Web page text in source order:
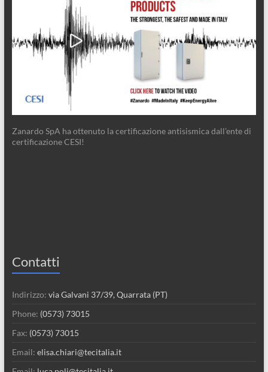
Zanardo SpA ha ottenuto la certificazione antisismica dall’ente di
certificazione CESI!
Contatti
Indirizzo: via Galvani 37/39, Quarrata (PT)
Phone: (0573) 73015
Fax: (0573) 73015
Email: elisa.chiari@tecitalia.it